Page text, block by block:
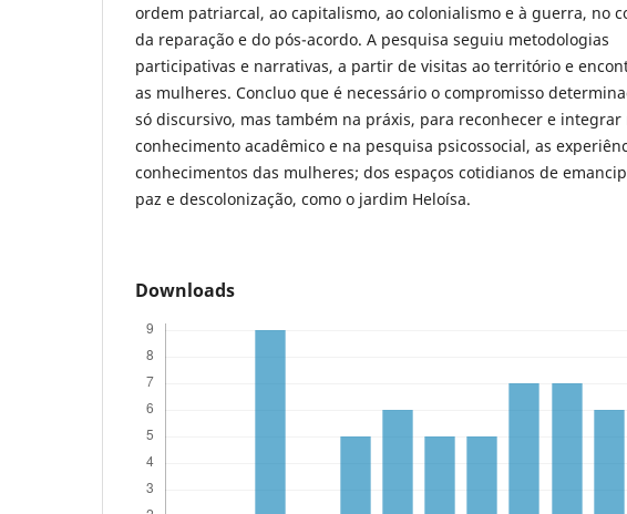
ordem patriarcal, ao capitalismo, ao colonialismo e à guerra, no
da reparação e do pós-acordo. A pesquisa seguiu metodologias
participativas e narrativas, a partir de visitas ao território e
as mulheres. Concluo que é necessário o compromisso
só discursivo, mas também na práxis, para reconhecer e integrar
conhecimento acadêmico e na pesquisa psicossocial, as
conhecimentos das mulheres; dos espaços cotidianos de
paz e descolonização, como o jardim Heloísa.
Downloads